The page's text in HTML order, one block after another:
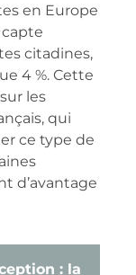
en Europe
capte
citadines,
4 %. Cette
les
qui
ce type de
d’avantage
: la